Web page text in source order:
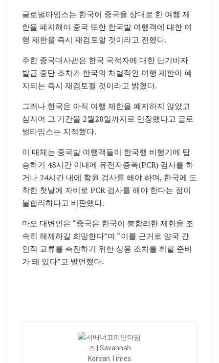
글로벌타임스는 한국이 중국을 상대로 한 여행 제
한을 폐지해야 중국 또한 한국발 여행객에 대한 여
행 제한을 즉시 재검토할 것이라고 전했다.
주한 중국대사관은 한국 국적자에 대한 단기비자
발급 중단 조치가 한국의 차별적인 여행 제한이 폐
지되는 즉시 재검토될 것이라고 밝혔다.
그러나 한국은 아직 여행 제한을 폐지하지 않았고
심지어 그 기간을 2월28일까지로 연장했다고 글로
벌타임스는 지적했다.
이 매체는 중국발 여행객들이 한국행 비행기에 탑
승하기 48시간 이내에 유전자증폭(PCR) 검사를 하
거나 24시간 내에 항원 검사를 해야 하며, 한국에 도
착한 첫날에 자비로 PCR 검사를 해야 한다는 점이
불합리하다고 비판했다.
마오 대변인은 “중국은 한국이 불합리한 제한을 조
속히 해제하길 희망한다”며 “이를 근거로 양국 간
인적 교류를 촉진하기 위한 상응 조치를 취할 준비
가 돼 있다”고 발언했다.